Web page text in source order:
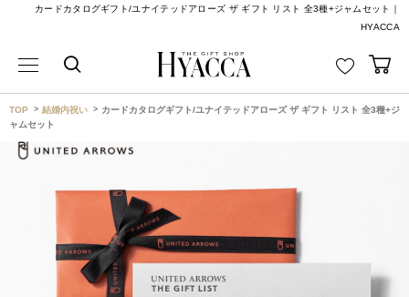
カードカタログギフト/ユナイテッドアローズ ザ ギフト リスト 全3種+ジャムセット｜
HYACCA
TOP 結婚内祝い
カードカタログギフト/ユナイテッドアローズ ザ ギフト リスト 全3種+ジ
ャムセット